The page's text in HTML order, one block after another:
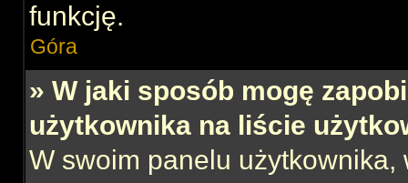
funkcję.
Góra
» W jaki sposób mogę
użytkownika na liście
W swoim panelu użytkownika,